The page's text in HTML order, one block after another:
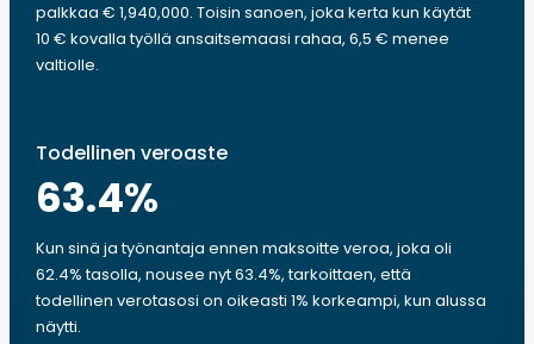
palkkaa € 1,940,000. Toisin sanoen, joka kerta kun käytät
10 € kovalla työllä ansaitsemaasi rahaa, 6,5 € menee
valtiolle.
Todellinen veroaste
63.4%
Kun sinä ja työnantaja ennen maksoitte veroa, joka oli
62.4% tasolla, nousee nyt 63.4%, tarkoittaen, että
todellinen verotasosi on oikeasti 1% korkeampi, kun alussa
näytti.